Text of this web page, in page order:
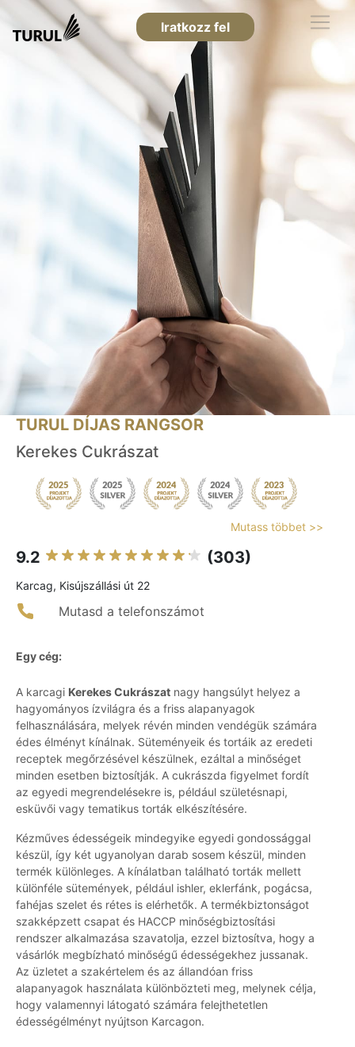
Iratkozz fel
TURUL DÍJAS RANGSOR
Kerekes Cukrászat
Mutass többet >>
9.2 (303)
Karcag, Kisújszállási út 22
Mutasd a telefonszámot
Egy cég:
A karcagi Kerekes Cukrászat nagy hangsúlyt helyez a
hagyományos ízvilágra és a friss alapanyagok
felhasználására, melyek révén minden vendégük számára
édes élményt kínálnak. Süteményeik és tortáik az eredeti
receptek megőrzésével készülnek, ezáltal a minőséget
minden esetben biztosítják. A cukrászda figyelmet fordít
az egyedi megrendelésekre is, például születésnapi,
esküvői vagy tematikus torták elkészítésére.
Kézműves édességeik mindegyike egyedi gondossággal
készül, így két ugyanolyan darab sosem készül, minden
termék különleges. A kínálatban található torták mellett
különféle sütemények, például ishler, eklerfánk, pogácsa,
fahéjas szelet és rétes is elérhetők. A termékbiztonságot
szakképzett csapat és HACCP minőségbiztosítási
rendszer alkalmazása szavatolja, ezzel biztosítva, hogy a
vásárlók megbízható minőségű édességekhez jussanak.
Az üzletet a szakértelem és az állandóan friss
alapanyagok használata különbözteti meg, melynek célja,
hogy valamennyi látogató számára felejthetetlen
édességélményt nyújtson Karcagon.